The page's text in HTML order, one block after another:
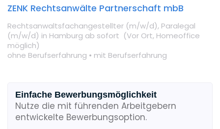
ZENK Rechtsanwälte Partnerschaft mbB
Rechtsanwaltsfachangestellter (m/w/d), Paralegal
(m/w/d) in Hamburg ab sofort (Vor Ort, Homeoffice
möglich)
ohne Berufserfahrung • mit Berufserfahrung
Einfache Bewerbungsmöglichkeit
Nutze die mit führenden Arbeitgebern
entwickelte Bewerbungsoption.